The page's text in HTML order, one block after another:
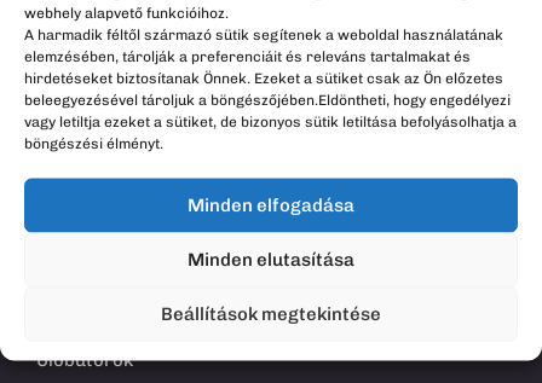
webhely alapvető funkcióihoz.
A harmadik féltől származó sütik segítenek a weboldal használatának
elemzésében, tárolják a preferenciáit és releváns tartalmakat és
hirdetéseket biztosítanak Önnek. Ezeket a sütiket csak az Ön előzetes
beleegyezésével tároljuk a böngészőjében.Eldöntheti, hogy engedélyezi
vagy letiltja ezeket a sütiket, de bizonyos sütik letiltása befolyásolhatja a
böngészési élményt.
Minden elfogadása
Minden elutasítása
Beállítások megtekintése
Kapcsolat
Blog
Webshop
Asztalok
Ülőbútorok